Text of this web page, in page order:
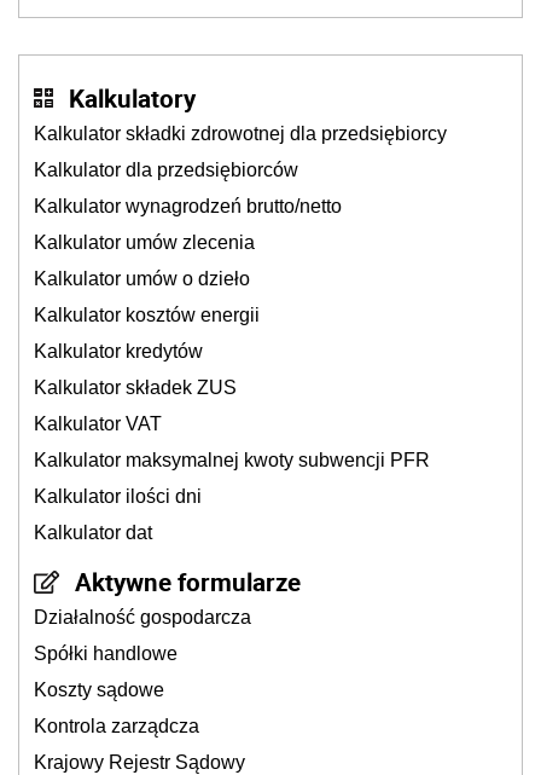
Kalkulatory
Kalkulator składki zdrowotnej dla przedsiębiorcy
Kalkulator dla przedsiębiorców
Kalkulator wynagrodzeń brutto/netto
Kalkulator umów zlecenia
Kalkulator umów o dzieło
Kalkulator kosztów energii
Kalkulator kredytów
Kalkulator składek ZUS
Kalkulator VAT
Kalkulator maksymalnej kwoty subwencji PFR
Kalkulator ilości dni
Kalkulator dat
Aktywne formularze
Działalność gospodarcza
Spółki handlowe
Koszty sądowe
Kontrola zarządcza
Krajowy Rejestr Sądowy